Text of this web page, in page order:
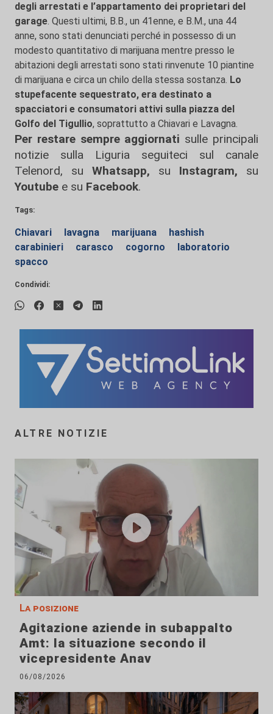
degli arrestati e l’appartamento dei proprietari del
garage. Questi ultimi, B.B., un 41enne, e B.M., una 44
anne, sono stati denunciati perché in possesso di un
modesto quantitativo di marijuana mentre presso le
abitazioni degli arrestati sono stati rinvenute 10 piantine
di marijuana e circa un chilo della stessa sostanza. Lo
stupefacente sequestrato, era destinato a
spacciatori e consumatori attivi sulla piazza del
Golfo del Tigullio, soprattutto a Chiavari e Lavagna.
Per restare sempre aggiornati sulle principali
notizie sulla Liguria seguiteci sul canale
Telenord, su
Whatsapp, su Instagram, su
Youtube e su Facebook.
Tags:
Chiavari lavagna marijuana
hashish
carabinieri
carasco cogorno
laboratorio
spacco
Condividi:
ALTRE NOTIZIE
La posizione
Agitazione aziende in subappalto
Amt: la situazione secondo il
vicepresidente Anav
06/08/2026